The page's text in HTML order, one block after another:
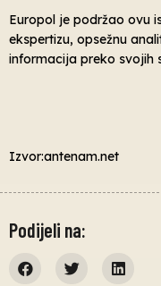
Europol je podržao ovu
ekspertizu, opsežnu
informacija preko svojih
Izvor:antenam.net
Podijeli na: